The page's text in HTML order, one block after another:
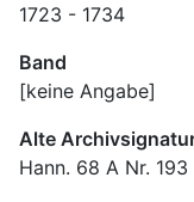
1723 - 1734
Band
[keine Angabe]
Alte
Hann. 68 A Nr. 193